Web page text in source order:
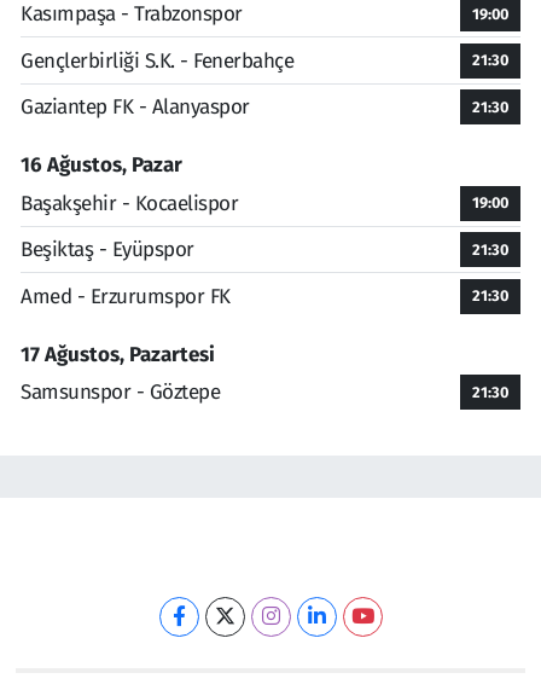
Kasımpaşa - Trabzonspor 19:00
Gençlerbirliği S.K. - Fenerbahçe 21:30
Gaziantep FK - Alanyaspor 21:30
16 Ağustos, Pazar
Başakşehir - Kocaelispor
19:00
Beşiktaş - Eyüpspor 21:30
Amed - Erzurumspor FK 21:30
17 Ağustos, Pazartesi
Samsunspor - Göztepe
21:30